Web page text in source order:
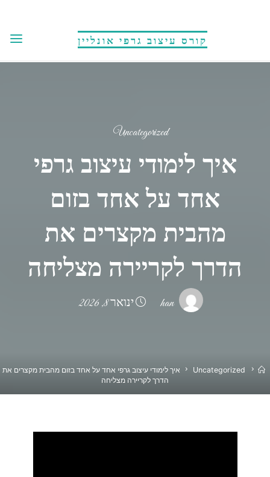
קורס עיצוב גרפי אונליין
Uncategorized
איך לימודי עיצוב גרפי
אחד על אחד בזום
מהבית מקצרים את
הדרך לקריירה מצליחה
han ינואר 8, 2026
בית Uncategorized
איך לימודי עיצוב גרפי אחד על אחד בזום מהבית מקצרים את
הדרך לקריירה מצליחה